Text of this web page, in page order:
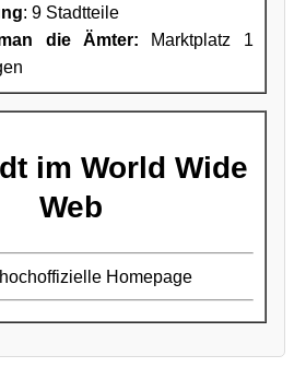
: 9 Stadtteile
die Ämter: Marktplatz 1
im World Wide
Web
Homepage